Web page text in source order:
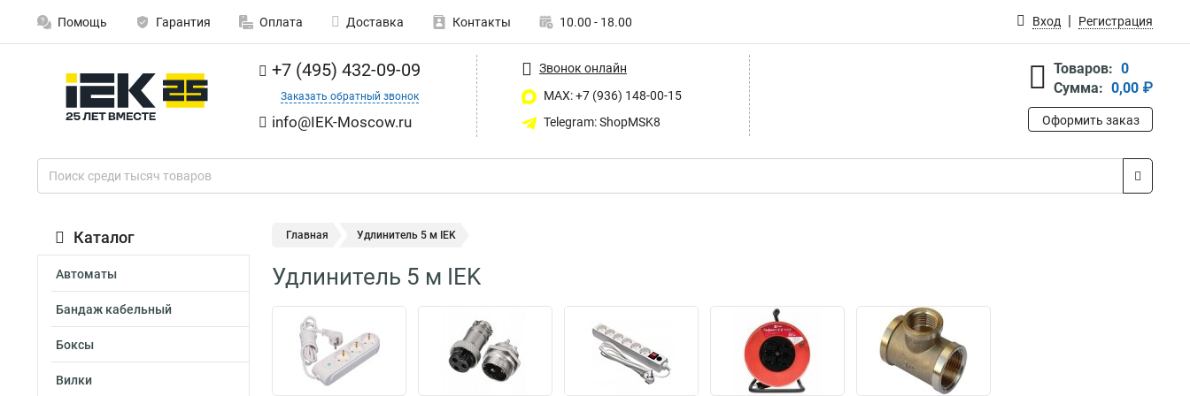
Помощь Гарантия Оплата Доставка Контакты 10.00 - 18.00 Вход Регистрация
+7 (495) 432-09-09
Заказать обратный звонок
info@IEK-Moscow.ru
Звонок онлайн
MAX: +7 (936) 148-00-15
Telegram: ShopMSK8
Товаров: 0
Сумма: 0,00 ₽
Оформить заказ
Каталог
Автоматы
Бандаж кабельный
Боксы
Вилки
Главная Удлинитель 5 м IEK
Удлинитель 5 м IEK